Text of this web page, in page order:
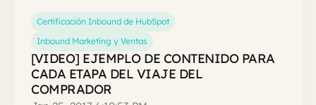
Certificación Inbound de HubSpot
Inbound Marketing y Ventas
[VIDEO] EJEMPLO DE CONTENIDO PARA
CADA ETAPA DEL VIAJE DEL
COMPRADOR